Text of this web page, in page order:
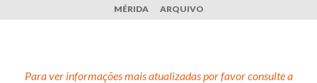
MÉRIDA
ARQUIVO
Para ver informações mais atualizadas por favor consulte a